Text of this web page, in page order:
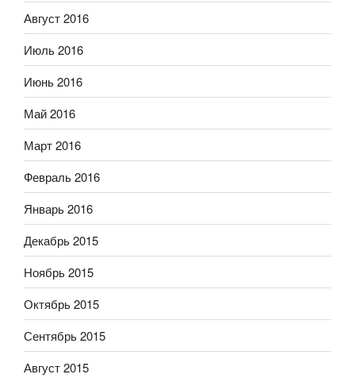
Август 2016
Июль 2016
Июнь 2016
Май 2016
Март 2016
Февраль 2016
Январь 2016
Декабрь 2015
Ноябрь 2015
Октябрь 2015
Сентябрь 2015
Август 2015